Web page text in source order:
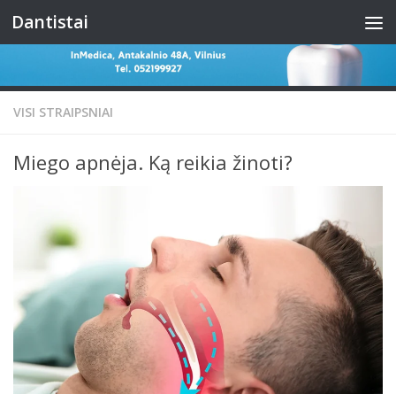
Skip to content
Dantistai
VISI STRAIPSNIAI
Miego apnėja. Ką reikia žinoti?